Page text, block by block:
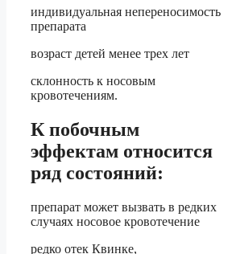
индивидуальная непереносимость
препарата
возраст детей менее трех лет
склонность к носовым
кровотечениям.
К побочным
эффектам относится
ряд состояний:
препарат может вызвать в редких
случаях носовое кровотечение
редко отек Квинке,